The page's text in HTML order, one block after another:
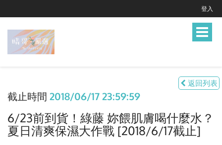
登入
Toggle
返回列表
截止時間 2018/06/17 23:59:59
6/23前到貨！綠藤 妳餵肌膚喝什麼水？
夏日清爽保濕大作戰 [2018/6/17截止]